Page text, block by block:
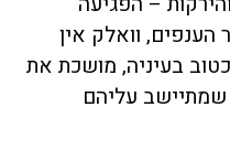
וואלק אין
בעיניה, מושכת את
שמתיישב עליהם